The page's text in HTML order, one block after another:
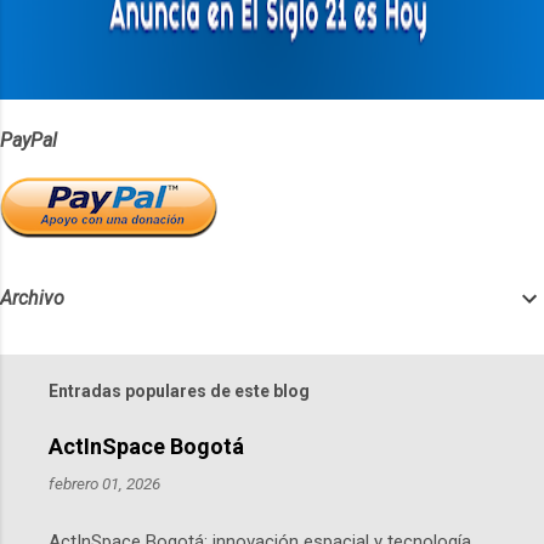
PayPal
Archivo
Entradas populares de este blog
ActInSpace Bogotá
febrero 01, 2026